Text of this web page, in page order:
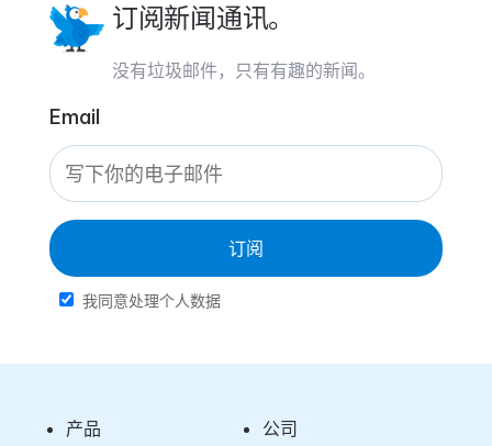
订阅新闻通讯。
没有垃圾邮件，只有有趣的新闻。
Email
订阅
我同意处理个人数据
产品 公司